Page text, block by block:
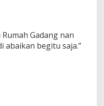
Gadang nan
abaikan begitu saja.”